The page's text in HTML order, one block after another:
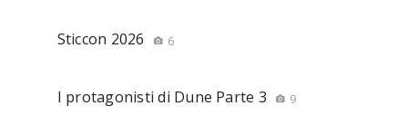
Sticcon 2026 6
I protagonisti di Dune Parte 3 9